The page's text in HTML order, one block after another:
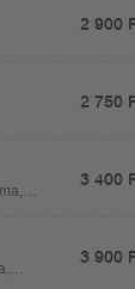
2 900
2 750
3 400
3 900